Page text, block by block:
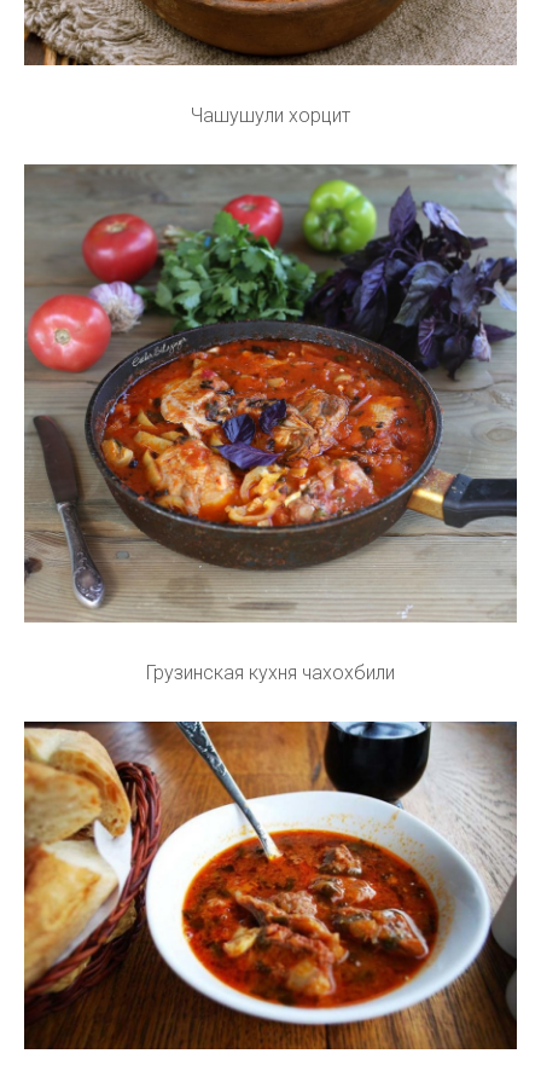
Чашушули хорцит
Грузинская кухня чахохбили